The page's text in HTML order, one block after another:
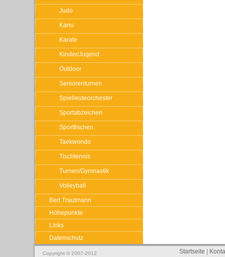
Judo
Kanu
Karate
Kinder/Jugend
Outdoor
Seniorenturnen
Spielleuteorchester
Sportabzeichen
Sportfischen
Taekwondo
Tischtennis
Turnen/Gymnastik
Volleyball
Bert Trautmann
Höhepunkte
Links
Datenschutz
Copyright © 2007-2012
Startseite